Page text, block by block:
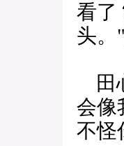
看了
头。
田
会像
不怪